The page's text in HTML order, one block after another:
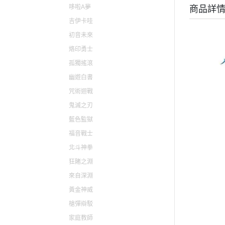
快打旋風 / 格鬥天王 / 拳皇
太空戰士 FINAL FANTASY
哆啦A夢
吉伊卡哇
初音未來
烙印勇士
孤獨搖滾
幽遊白書
咒術迴戰
鬼滅之刃
藍色監獄
福音戰士
北斗神拳
狂賭之淵
來自深淵
黃金神威
槍彈辯駁
家庭教師
商品詳情